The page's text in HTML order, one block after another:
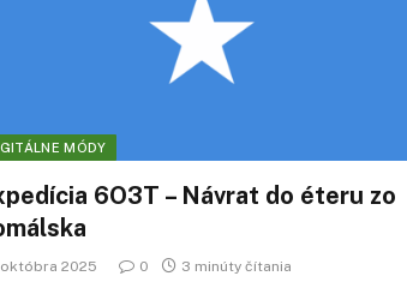
MÓDY
6O3T – Návrat do éteru zo
2025 0 3 minúty čítania